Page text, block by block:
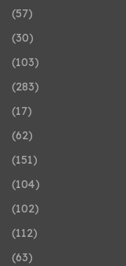
(57)
(30)
(103)
(283)
(17)
(62)
(151)
(104)
(102)
(112)
(63)